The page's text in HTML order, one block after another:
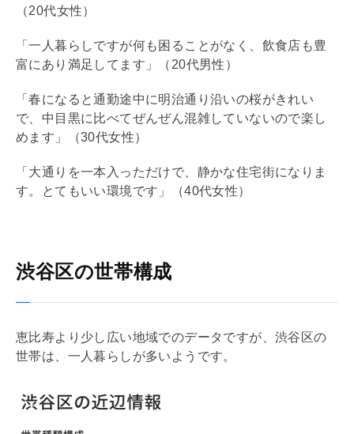
（20代女性）
「一人暮らしですが何も困ることがなく、飲食店も豊
富にあり満足してます」（20代男性）
「春になると通勤途中に明治通り沿いの桜がきれい
で、中目黒に比べてぜんぜん混雑していないので楽し
めます」（30代女性）
「大通りを一本入っただけで、静かな住宅街になりま
す。とてもいい環境です」（40代女性）
渋谷区の世帯構成
恵比寿より少し広い地域でのデータですが、渋谷区の
世帯は、一人暮らしが多いようです。